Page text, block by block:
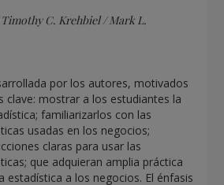
C. Krehbiel / Mark L.
por los autores, motivados
clave: mostrar a los estudiantes la
familiarizarlos con las
usadas en los negocios;
claras para usar las
que adquieran amplia práctica
estadística a los negocios. El énfasis